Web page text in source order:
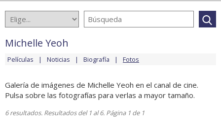
Michelle Yeoh
Películas Noticias Biografía Fotos
Galería de imágenes de Michelle Yeoh en el canal de cine.
Pulsa sobre las fotografías para verlas a mayor tamaño.
6 resultados. Resultados del 1 al 6. Página 1 de 1